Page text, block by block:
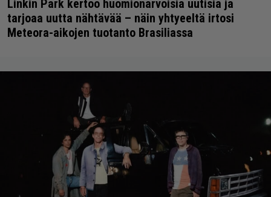
Linkin Park kertoo huomionarvoisia uutisia ja
tarjoaa uutta nähtävää – näin yhtyeeltä irtosi
Meteora-aikojen tuotanto Brasiliassa